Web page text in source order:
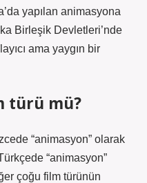
yapılan animasyona
Birleşik Devletleri’nde
ama yaygın bir
türü mü?
“animasyon” olarak
“animasyon”
çoğu film türünün